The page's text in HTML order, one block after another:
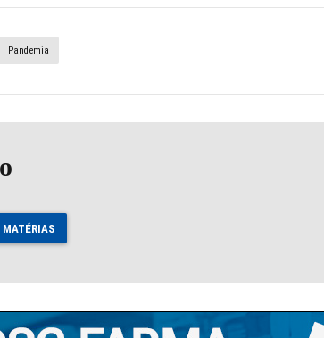
Pandemia
MATÉRIAS